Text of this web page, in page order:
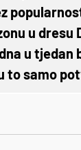
u dresu
u
to samo